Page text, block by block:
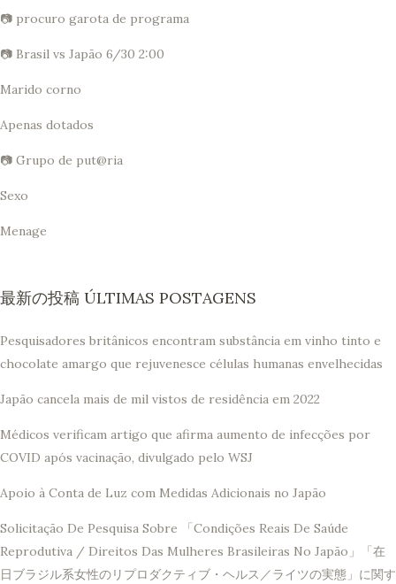
📷 procuro garota de programa
📷 Brasil vs Japão 6/30 2:00
Marido corno
Apenas dotados
📷 Grupo de put@ria
Sexo
Menage
最新の投稿 ÚLTIMAS POSTAGENS
Pesquisadores britânicos encontram substância em vinho tinto e
chocolate amargo que rejuvenesce células humanas envelhecidas
Japão cancela mais de mil vistos de residência em 2022
Médicos verificam artigo que afirma aumento de infecções por
COVID após vacinação, divulgado pelo WSJ
Apoio à Conta de Luz com Medidas Adicionais no Japão
Solicitação De Pesquisa Sobre 「Condições Reais De Saúde
Reprodutiva / Direitos Das Mulheres Brasileiras No Japão」「在
日ブラジル系女性のリプロダクティブ・ヘルス／ライツの実態」に関す